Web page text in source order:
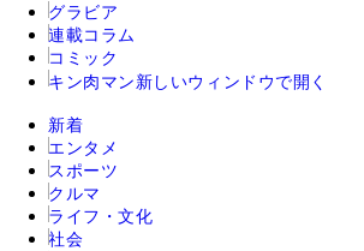
グラビア
連載コラム
コミック
キン肉マン 新しいウィンドウで開く
新着
エンタメ
スポーツ
クルマ
ライフ・文化
社会